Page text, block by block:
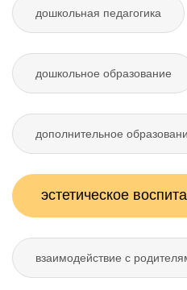
дошкольная педагогика
дошкольное образование
дополнительное
эстетическое
взаимодействие с